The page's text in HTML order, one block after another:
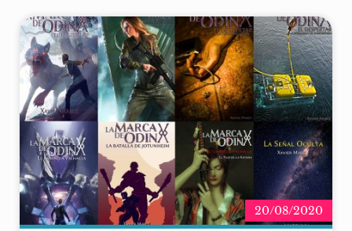
20/08/2020